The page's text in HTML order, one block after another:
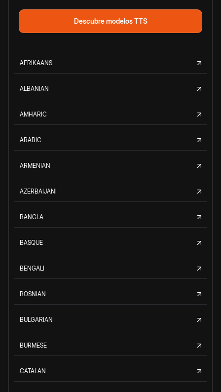
Descubre modelos TTS
AFRIKAANS
ALBANIAN
AMHARIC
ARABIC
ARMENIAN
AZERBAIJANI
BANGLA
BASQUE
BENGALI
BOSNIAN
BULGARIAN
BURMESE
CATALAN